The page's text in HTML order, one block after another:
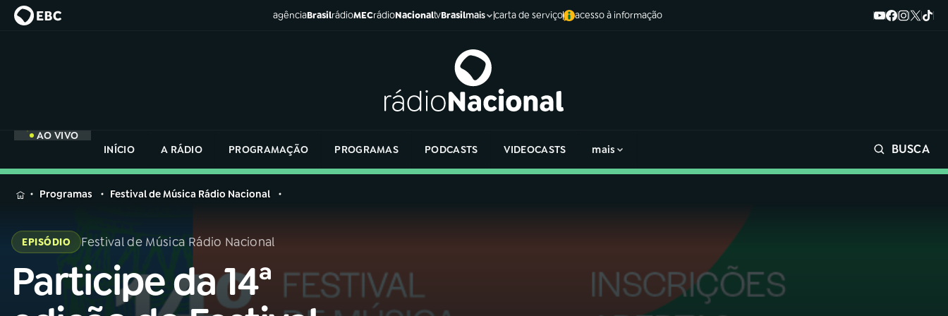
agênciaBrasilrádioMECrádioNacionaltvBrasilmais carta de serviço acesso à informação
AO VIVO
INÍCIO
A RÁDIO PROGRAMAÇÃO PROGRAMAS PODCASTS VIDEOCASTS mais BUSCA
MENU
Buscar
na
Rádio
AO VIVO
na
Rádio
Programas Festival de Música Rádio Nacional
EPISÓDIO Festival de Música Rádio Nacional
Participe da 14ª